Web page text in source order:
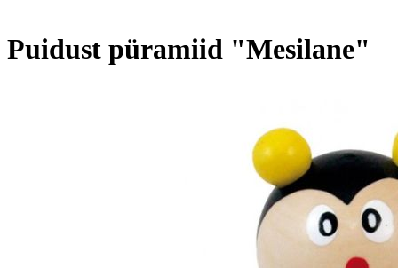
Puidust püramiid "Mesilane"